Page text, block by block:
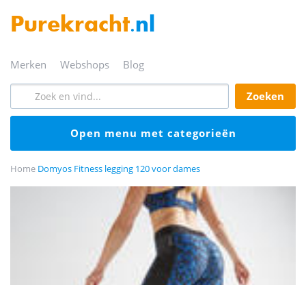
Purekracht.nl
merken webshops blog
zoeken
open menu met categorieën
Home Domyos Fitness legging 120 voor dames